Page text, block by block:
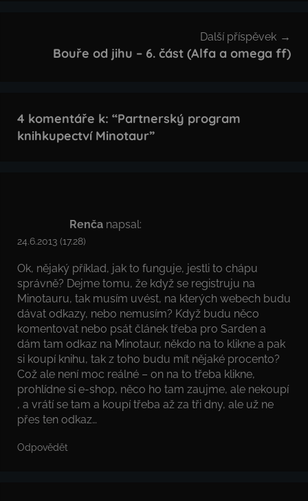
Další příspěvek
Bouře od jihu – 6. část (Alfa a omega ff)
4 komentáře k: “Partnerský program
knihkupectví Minotaur”
Renča napsal:
24.6.2013 (17.28)
Ok, nějaký příklad, jak to funguje, jestli to chápu
správně? Dejme tomu, že když se registruju na
Minotauru, tak musím uvést, na kterých webech budu
dávat odkazy, nebo nemusím? Když budu něco
komentovat nebo psát článek třeba pro Sarden a
dám tam odkaz na Minotaur, někdo na to klikne a pak
si koupí knihu, tak z toho budu mít nějaké procento?
Což ale není moc reálné – on na to třeba klikne,
prohlídne si e-shop, něco ho tam zaujme, ale nekoupí
, a vrátí se tam a koupí třeba až za tři dny, ale už ne
přes ten odkaz…
Odpovědět